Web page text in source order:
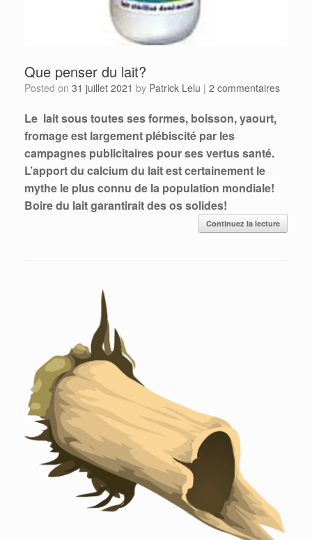
Que penser du lait?
Posted on 31 juillet 2021 by Patrick Lelu | 2 commentaires
Le lait sous toutes ses formes, boisson, yaourt,
fromage est largement plébiscité par les
campagnes publicitaires pour ses vertus santé.
L’apport du calcium du lait est certainement le
mythe le plus connu de la population mondiale!
Boire du lait garantirait des os solides!
Continuez la lecture